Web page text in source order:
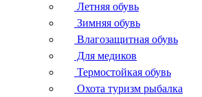
Летняя обувь
Зимняя обувь
Влагозащитная обувь
Для медиков
Термостойкая обувь
Охота туризм рыбалка